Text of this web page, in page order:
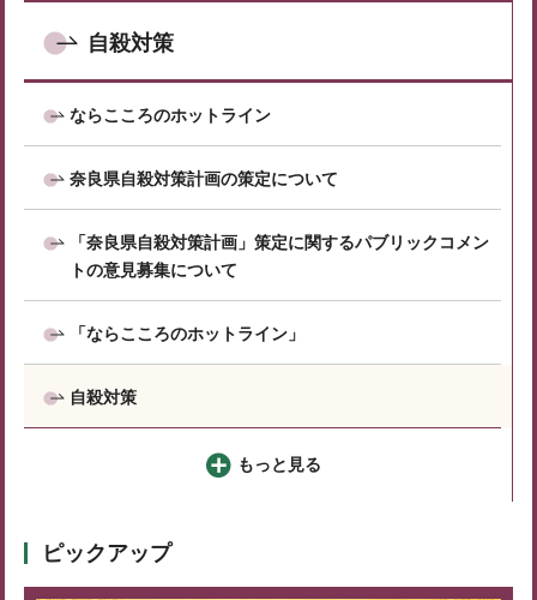
自殺対策
ならこころのホットライン
奈良県自殺対策計画の策定について
「奈良県自殺対策計画」策定に関するパブリックコメン
トの意見募集について
「ならこころのホットライン」
自殺対策
もっと見る
ピックアップ